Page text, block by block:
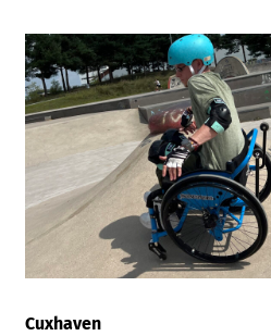
Cuxhaven